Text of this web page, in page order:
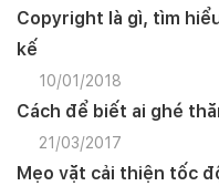
Copyright là gì, tìm
kế
10/01/2018
Cách để biết ai ghé
21/03/2017
Mẹo vặt cải thiện tốc